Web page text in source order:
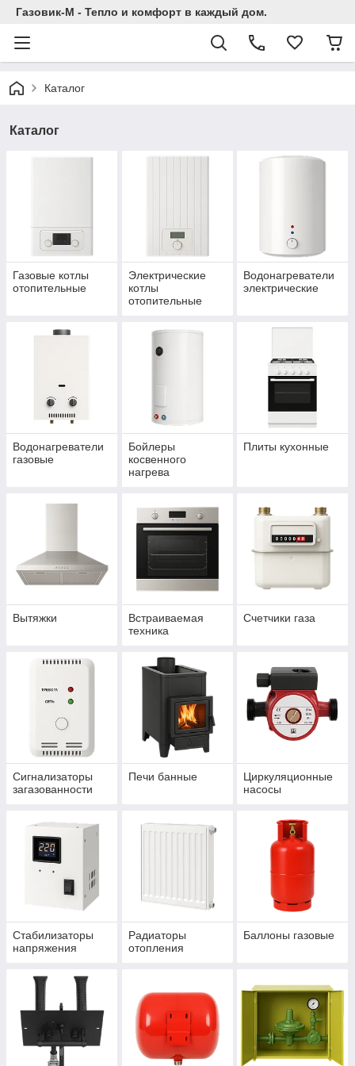
Газовик-М - Тепло и комфорт в каждый дом.
Каталог
Каталог
Газовые котлы
отопительные
Электрические
котлы
отопительные
Водонагреватели
электрические
Водонагреватели
газовые
Бойлеры
косвенного
нагрева
Плиты кухонные
Вытяжки
Встраиваемая
техника
Счетчики газа
Сигнализаторы
загазованности
Печи банные
Циркуляционные
насосы
Стабилизаторы
напряжения
Радиаторы
отопления
Баллоны газовые